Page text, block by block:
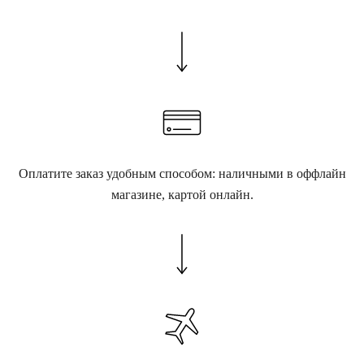
Оплатите заказ удобным способом: наличными в оффлайн
магазине, картой онлайн.